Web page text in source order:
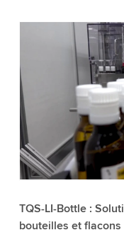
We need your
Video service!
We use a third
content that
Please review
to watch this
Accept
TQS-LI-Bottle :
bouteilles et flacons